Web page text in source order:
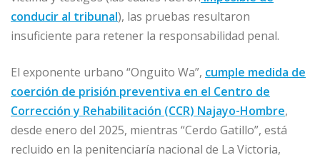
conducir al tribunal), las pruebas resultaron
insuficiente para retener la responsabilidad penal.
El exponente urbano “Onguito Wa”, cumple medida de
coerción de prisión preventiva en el Centro de
Corrección y Rehabilitación (CCR) Najayo-Hombre,
desde enero del 2025, mientras “Cerdo Gatillo”, está
recluido en la penitenciaría nacional de La Victoria,